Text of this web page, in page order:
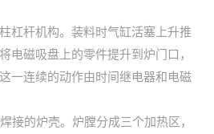
杠杆机构。装料时气缸活塞上升推
电磁吸盘上的零件提升到炉门口，
一连续的动作由时间继电器和电磁
接的炉壳。炉膛分成三个加热区，